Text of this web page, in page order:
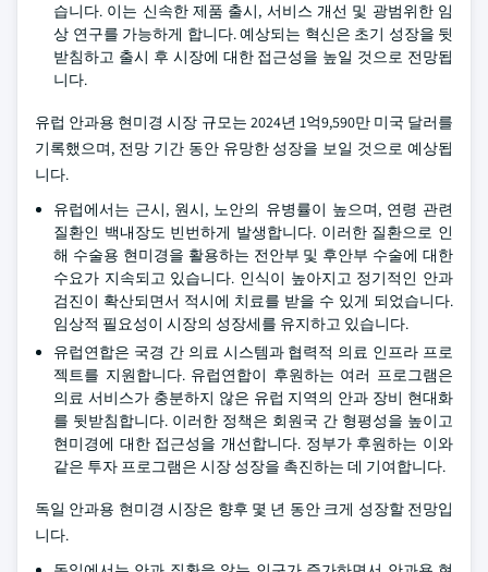
습니다. 이는 신속한 제품 출시, 서비스 개선 및 광범위한 임
상 연구를 가능하게 합니다. 예상되는 혁신은 초기 성장을 뒷
받침하고 출시 후 시장에 대한 접근성을 높일 것으로 전망됩
니다.
유럽 안과용 현미경 시장 규모는 2024년 1억9,590만 미국 달러를
기록했으며, 전망 기간 동안 유망한 성장을 보일 것으로 예상됩
니다.
유럽에서는 근시, 원시, 노안의 유병률이 높으며, 연령 관련
질환인 백내장도 빈번하게 발생합니다. 이러한 질환으로 인
해 수술용 현미경을 활용하는 전안부 및 후안부 수술에 대한
수요가 지속되고 있습니다. 인식이 높아지고 정기적인 안과
검진이 확산되면서 적시에 치료를 받을 수 있게 되었습니다.
임상적 필요성이 시장의 성장세를 유지하고 있습니다.
유럽연합은 국경 간 의료 시스템과 협력적 의료 인프라 프로
젝트를 지원합니다. 유럽연합이 후원하는 여러 프로그램은
의료 서비스가 충분하지 않은 유럽 지역의 안과 장비 현대화
를 뒷받침합니다. 이러한 정책은 회원국 간 형평성을 높이고
현미경에 대한 접근성을 개선합니다. 정부가 후원하는 이와
같은 투자 프로그램은 시장 성장을 촉진하는 데 기여합니다.
독일 안과용 현미경 시장은 향후 몇 년 동안 크게 성장할 전망입
니다.